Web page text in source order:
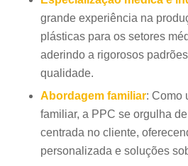
grande experiência na
plásticas para os setores
aderindo a rigorosos
qualidade.
Abordagem familiar: Como
familiar, a PPC se orgulha
centrada no cliente,
personalizada e soluções